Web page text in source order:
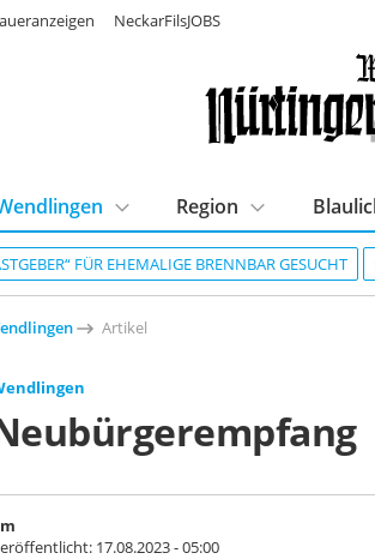
FÜR EHEMALIGE BRENNBAR GESUCHT
Region
NeckarFilsJOBS
Artikel
17.08.2023 - 05:00